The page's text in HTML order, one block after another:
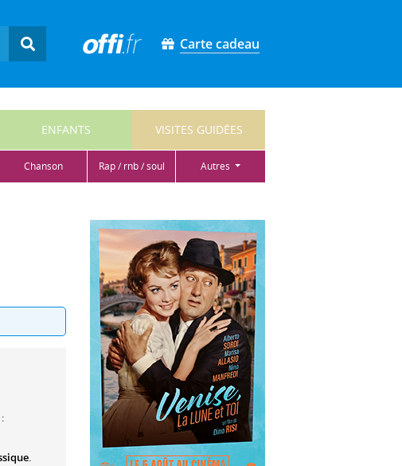
Carte cadeau
ENFANTS VISITES GUIDÉES
chanson rap / rnb / soul autres
.